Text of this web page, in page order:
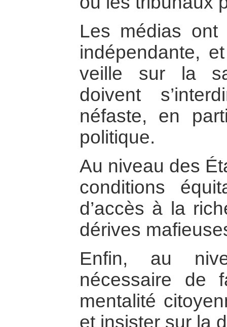
Les médias ont
indépendante,
veille sur la
doivent
néfaste, en
politique.
Au niveau des
conditions
d’accès à la
dérives
Enfin, au
nécessaire de
mentalité
et insister sur la